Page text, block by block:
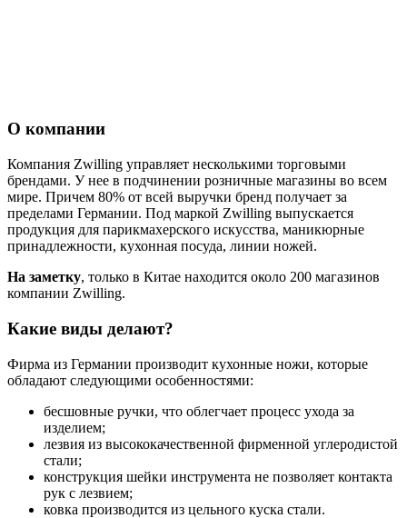
О компании
Компания Zwilling управляет несколькими торговыми
брендами. У нее в подчинении розничные магазины во всем
мире. Причем 80% от всей выручки бренд получает за
пределами Германии. Под маркой Zwilling выпускается
продукция для парикмахерского искусства, маникюрные
принадлежности, кухонная посуда, линии ножей.
На заметку, только в Китае находится около 200 магазинов
компании Zwilling.
Какие виды делают?
Фирма из Германии производит кухонные ножи, которые
обладают следующими особенностями:
бесшовные ручки, что облегчает процесс ухода за
изделием;
лезвия из высококачественной фирменной углеродистой
стали;
конструкция шейки инструмента не позволяет контакта
рук с лезвием;
ковка производится из цельного куска стали.